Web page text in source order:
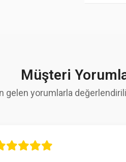
Müşteri
gelen yorumlarla